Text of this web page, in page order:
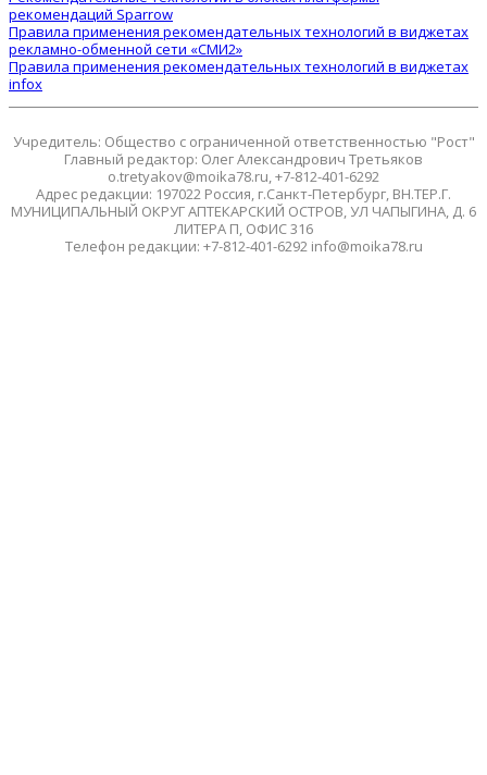
рекомендаций Sparrow
Правила применения рекомендательных технологий в виджетах
рекламно-обменной сети «СМИ2»
Правила применения рекомендательных технологий в виджетах
infox
Учредитель: Общество с ограниченной ответственностью "Рост"
Главный редактор: Олег Александрович Третьяков
o.tretyakov@moika78.ru, +7-812-401-6292
Адрес редакции: 197022 Россия, г.Санкт-Петербург, ВН.ТЕР.Г.
МУНИЦИПАЛЬНЫЙ ОКРУГ АПТЕКАРСКИЙ ОСТРОВ, УЛ ЧАПЫГИНА, Д. 6
ЛИТЕРА П, ОФИС 316
Телефон редакции: +7-812-401-6292 info@moika78.ru